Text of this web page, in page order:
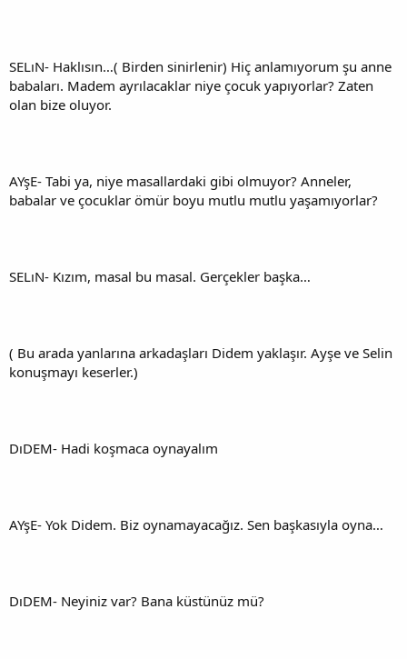
SELıN- Haklısın…( Birden sinirlenir) Hiç anlamıyorum şu anne
babaları. Madem ayrılacaklar niye çocuk yapıyorlar? Zaten
olan bize oluyor.
AYşE- Tabi ya, niye masallardaki gibi olmuyor? Anneler,
babalar ve çocuklar ömür boyu mutlu mutlu yaşamıyorlar?
SELıN- Kızım, masal bu masal. Gerçekler başka…
( Bu arada yanlarına arkadaşları Didem yaklaşır. Ayşe ve Selin
konuşmayı keserler.)
DıDEM- Hadi koşmaca oynayalım
AYşE- Yok Didem. Biz oynamayacağız. Sen başkasıyla oyna…
DıDEM- Neyiniz var? Bana küstünüz mü?